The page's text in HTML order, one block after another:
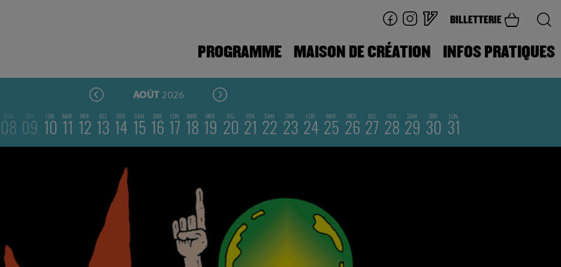
BILLETTERIE
PROGRAMME MAISON DE CRÉATION INFOS PRATIQUES
AOÛT 2026
SAM.
08 DIM.
09 LUN.
10 MAR.
11 MER.
12 JEU.
13 VEN.
14 SAM.
15 DIM.
16 LUN.
17 MAR.
18 MER.
19 JEU.
20 VEN.
21 SAM.
22 DIM.
23 LUN.
24 MAR.
25 MER.
26 JEU.
27 VEN.
28 SAM.
29 DIM.
30 LUN.
31